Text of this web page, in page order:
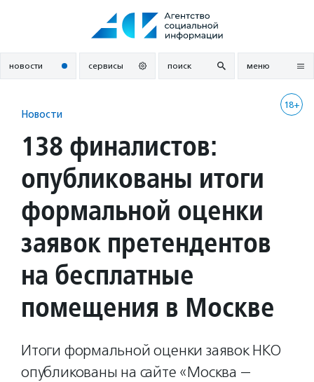
новости сервисы поиск меню
18+
Новости
138 финалистов:
опубликованы итоги
формальной оценки
заявок претендентов
на бесплатные
помещения в Москве
Итоги формальной оценки заявок НКО
опубликованы на сайте «Москва —